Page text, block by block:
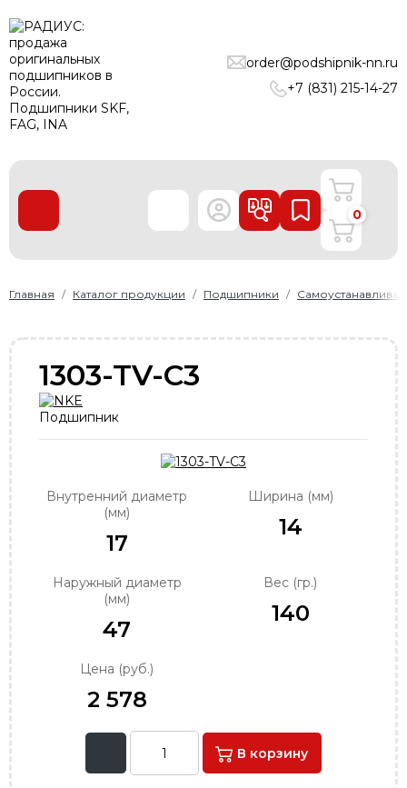
order@podshipnik-nn.ru
+7 (831) 215-14-27
ПОДШИПНИКИ
ЛИНЕЙНЫЕ ТЕХНОЛОГИИ
РЕМНИ
О нас
Доставка и оплата
+7 (831) 215-14-27
order@podshipnik-nn.ru
0
Главная Каталог продукции Подшипники
1303-TV-C3
Подшипник
Внутренний диаметр
(мм)
17
Ширина (мм)
14
Наружный диаметр
(мм)
47
Вес (гр.)
140
Цена (руб.)
2 578
В корзину